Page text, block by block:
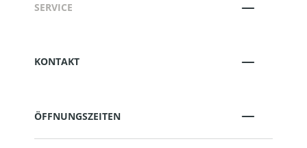
SERVICE
KONTAKT
ÖFFNUNGSZEITEN